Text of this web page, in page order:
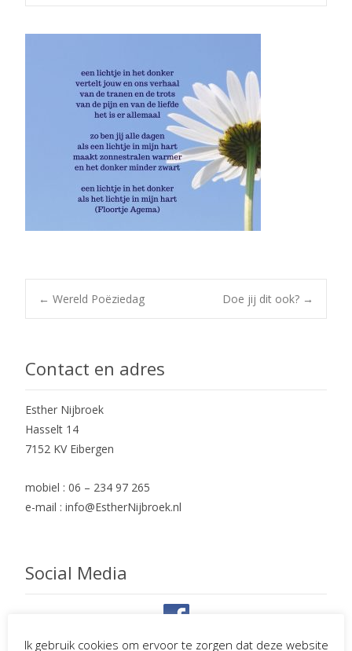
Post
navigation
← Wereld Poëziedag Doe jij dit ook? →
Contact en adres
Esther Nijbroek
Hasselt 14
7152 KV Eibergen
mobiel : 06 – 234 97 265
e-mail : info@EstherNijbroek.nl
Social Media
Spreekster bij uitvaarten
Ik gebruik cookies om ervoor te zorgen dat deze website